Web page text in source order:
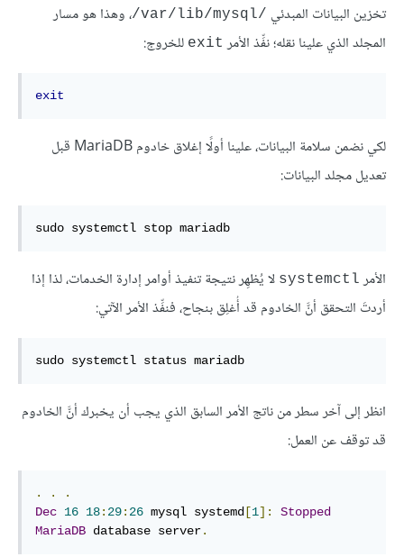
تخزين البيانات المبدئي ‎/var/lib/mysql/‎، وهذا هو مسار
المجلد الذي علينا نقله؛ نفِّذ الأمر exit للخروج:
exit
لكي نضمن سلامة البيانات، علينا أولًا إغلاق خادوم MariaDB قبل
تعديل مجلد البيانات:
sudo systemctl stop mariadb
الأمر systemctl لا يُظهِر نتيجة تنفيذ أوامر إدارة الخدمات، لذا إذا
أردتَ التحقق أنَّ الخادوم قد أُغلِق بنجاح، فنفِّذ الأمر الآتي:
sudo systemctl status mariadb
انظر إلى آخر سطر من ناتج الأمر السابق الذي يجب أن يخبرك أنَّ الخادوم
قد توقف عن العمل:
. .
.
Dec 16 18: 29: 26 mysql systemd [1] :
Stopped
MariaDB database server.